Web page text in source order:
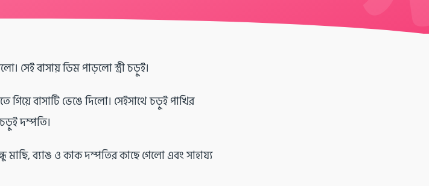
সেই বাসায় ডিম পাড়লো স্ত্রী চড়ুই।
গিয়ে বাসাটি ভেঙে দিলো। সেইসাথে চড়ুই পাখির
দম্পতি।
মাছি, ব্যাঙ ও কাক দম্পতির কাছে গেলো এবং সাহায্য